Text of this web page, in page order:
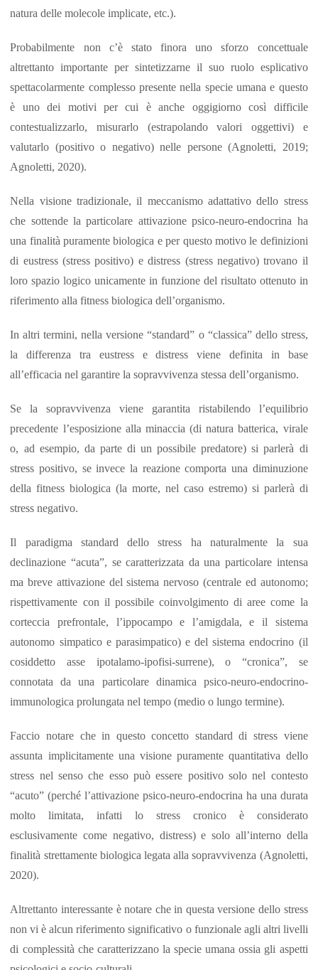
natura delle molecole implicate, etc.).
Probabilmente non c’è stato finora uno sforzo concettuale
altrettanto importante per sintetizzarne il suo ruolo esplicativo
spettacolarmente complesso presente nella specie umana e questo
è uno dei motivi per cui è anche oggigiorno così difficile
contestualizzarlo, misurarlo (estrapolando valori oggettivi) e
valutarlo (positivo o negativo) nelle persone (Agnoletti, 2019;
Agnoletti, 2020).
Nella visione tradizionale, il meccanismo adattativo dello stress
che sottende la particolare attivazione psico-neuro-endocrina ha
una finalità puramente biologica e per questo motivo le definizioni
di eustress (stress positivo) e distress (stress negativo) trovano il
loro spazio logico unicamente in funzione del risultato ottenuto in
riferimento alla fitness biologica dell’organismo.
In altri termini, nella versione “standard” o “classica” dello stress,
la differenza tra eustress e distress viene definita in base
all’efficacia nel garantire la sopravvivenza stessa dell’organismo.
Se la sopravvivenza viene garantita ristabilendo l’equilibrio
precedente l’esposizione alla minaccia (di natura batterica, virale
o, ad esempio, da parte di un possibile predatore) si parlerà di
stress positivo, se invece la reazione comporta una diminuzione
della fitness biologica (la morte, nel caso estremo) si parlerà di
stress negativo.
Il paradigma standard dello stress ha naturalmente la sua
declinazione “acuta”, se caratterizzata da una particolare intensa
ma breve attivazione del sistema nervoso (centrale ed autonomo;
rispettivamente con il possibile coinvolgimento di aree come la
corteccia prefrontale, l’ippocampo e l’amigdala, e il sistema
autonomo simpatico e parasimpatico) e del sistema endocrino (il
cosiddetto asse ipotalamo-ipofisi-surrene), o “cronica”, se
connotata da una particolare dinamica psico-neuro-endocrino-
immunologica prolungata nel tempo (medio o lungo termine).
Faccio notare che in questo concetto standard di stress viene
assunta implicitamente una visione puramente quantitativa dello
stress nel senso che esso può essere positivo solo nel contesto
“acuto” (perché l’attivazione psico-neuro-endocrina ha una durata
molto limitata, infatti lo stress cronico è considerato
esclusivamente come negativo, distress) e solo all’interno della
finalità strettamente biologica legata alla sopravvivenza (Agnoletti,
2020).
Altrettanto interessante è notare che in questa versione dello stress
non vi è alcun riferimento significativo o funzionale agli altri livelli
di complessità che caratterizzano la specie umana ossia gli aspetti